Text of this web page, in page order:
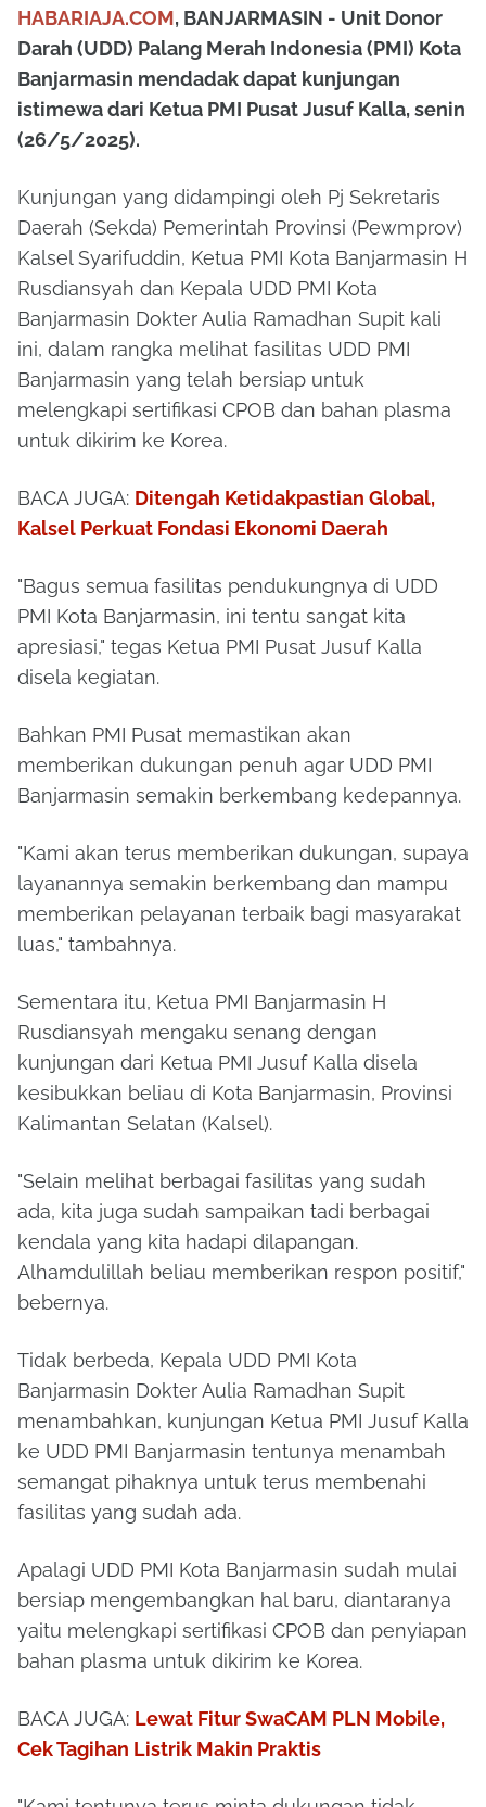
HABARIAJA.COM, BANJARMASIN - Unit Donor
Darah (UDD) Palang Merah Indonesia (PMI) Kota
Banjarmasin mendadak dapat kunjungan
istimewa dari Ketua PMI Pusat Jusuf Kalla, senin
(26/5/2025).
Kunjungan yang didampingi oleh Pj Sekretaris
Daerah (Sekda) Pemerintah Provinsi (Pewmprov)
Kalsel Syarifuddin, Ketua PMI Kota Banjarmasin H
Rusdiansyah dan Kepala UDD PMI Kota
Banjarmasin Dokter Aulia Ramadhan Supit kali
ini, dalam rangka melihat fasilitas UDD PMI
Banjarmasin yang telah bersiap untuk
melengkapi sertifikasi CPOB dan bahan plasma
untuk dikirim ke Korea.
BACA JUGA: Ditengah Ketidakpastian Global,
Kalsel Perkuat Fondasi Ekonomi Daerah
"Bagus semua fasilitas pendukungnya di UDD
PMI Kota Banjarmasin, ini tentu sangat kita
apresiasi," tegas Ketua PMI Pusat Jusuf Kalla
disela kegiatan.
Bahkan PMI Pusat memastikan akan
memberikan dukungan penuh agar UDD PMI
Banjarmasin semakin berkembang kedepannya.
"Kami akan terus memberikan dukungan, supaya
layanannya semakin berkembang dan mampu
memberikan pelayanan terbaik bagi masyarakat
luas," tambahnya.
Sementara itu, Ketua PMI Banjarmasin H
Rusdiansyah mengaku senang dengan
kunjungan dari Ketua PMI Jusuf Kalla disela
kesibukkan beliau di Kota Banjarmasin, Provinsi
Kalimantan Selatan (Kalsel).
"Selain melihat berbagai fasilitas yang sudah
ada, kita juga sudah sampaikan tadi berbagai
kendala yang kita hadapi dilapangan.
Alhamdulillah beliau memberikan respon positif,"
bebernya.
Tidak berbeda, Kepala UDD PMI Kota
Banjarmasin Dokter Aulia Ramadhan Supit
menambahkan, kunjungan Ketua PMI Jusuf Kalla
ke UDD PMI Banjarmasin tentunya menambah
semangat pihaknya untuk terus membenahi
fasilitas yang sudah ada.
Apalagi UDD PMI Kota Banjarmasin sudah mulai
bersiap mengembangkan hal baru, diantaranya
yaitu melengkapi sertifikasi CPOB dan penyiapan
bahan plasma untuk dikirim ke Korea.
BACA JUGA: Lewat Fitur SwaCAM PLN Mobile,
Cek Tagihan Listrik Makin Praktis